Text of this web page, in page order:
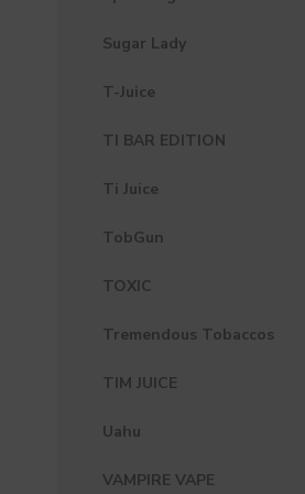
Sugar Lady
T-Juice
TI BAR EDITION
Ti Juice
TobGun
TOXIC
Tremendous Tobaccos
TIM JUICE
Uahu
VAMPIRE VAPE